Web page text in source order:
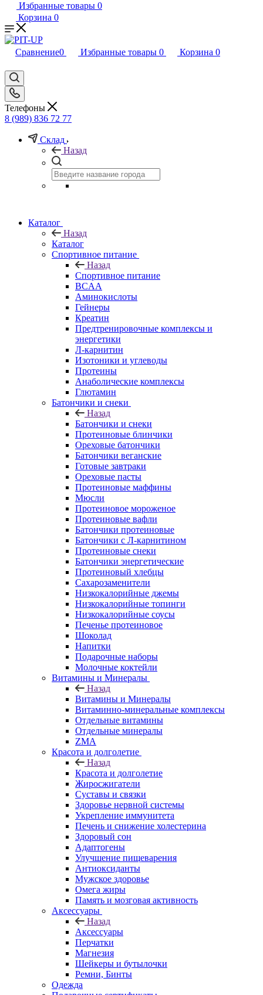
Избранные товары 0
Корзина 0
Сравнение0 Избранные товары 0 Корзина 0
Телефоны
8 (989) 836 72 77
Склад
Назад
Каталог
Назад
Каталог
Спортивное питание
Назад
Спортивное питание
BCAA
Аминокислоты
Гейнеры
Креатин
Предтренировочные комплексы и
энергетики
Л-карнитин
Изотоники и углеводы
Протеины
Анаболические комплексы
Глютамин
Батончики и снеки
Назад
Батончики и снеки
Протеиновые блинчики
Ореховые батончики
Батончики веганские
Готовые завтраки
Ореховые пасты
Протеиновые маффины
Мюсли
Протеиновое мороженое
Протеиновые вафли
Батончики протеиновые
Батончики с Л-карнитином
Протеиновые снеки
Батончики энергетические
Протеиновый хлебцы
Сахарозаменители
Низкокалорийные джемы
Низкокалорийные топинги
Низкокалорийные соусы
Печенье протеиновое
Шоколад
Напитки
Подарочные наборы
Молочные коктейли
Витамины и Минералы
Назад
Витамины и Минералы
Витаминно-минеральные комплексы
Отдельные витамины
Отдельные минералы
ZMA
Красота и долголетие
Назад
Красота и долголетие
Жиросжигатели
Суставы и связки
Здоровье нервной системы
Укрепление иммунитета
Печень и снижение холестерина
Здоровый сон
Адаптогены
Улучшение пищеварения
Антиоксиданты
Мужское здоровье
Омега жиры
Память и мозговая активность
Аксессуары
Назад
Аксессуары
Перчатки
Магнезия
Шейкеры и бутылочки
Ремни, Бинты
Одежда